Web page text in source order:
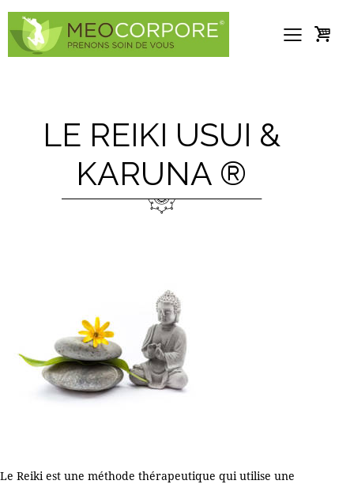
LE REIKI USUI &
KARUNA ®
Le Reiki est une méthode thérapeutique qui utilise une